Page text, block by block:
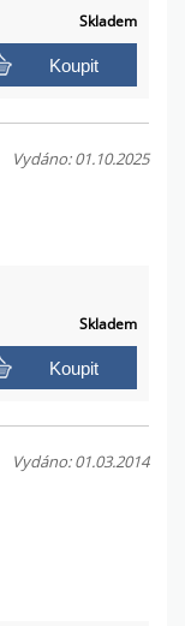
Skladem
Koupit
Vydáno: 01.10.2025
Skladem
Koupit
Vydáno: 01.03.2014